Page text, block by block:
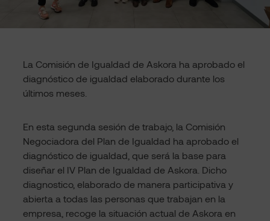
La Comisión de Igualdad de Askora ha aprobado el
diagnóstico de igualdad elaborado durante los
últimos meses.
En esta segunda sesión de trabajo, la Comisión
Negociadora del Plan de Igualdad ha aprobado el
diagnóstico de igualdad, que será la base para
diseñar el IV Plan de Igualdad de Askora. Dicho
diagnostico, elaborado de manera participativa y
abierta a todas las personas que trabajan en la
empresa, recoge la situación actual de Askora en